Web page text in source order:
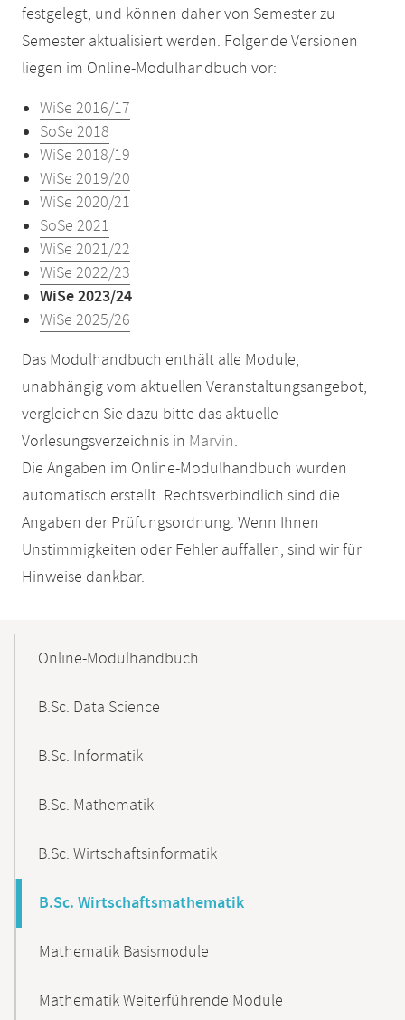
festgelegt, und können daher von Semester zu
Semester aktualisiert werden. Folgende Versionen
liegen im Online-Modulhandbuch vor:
WiSe 2016/17
SoSe 2018
WiSe 2018/19
WiSe 2019/20
WiSe 2020/21
SoSe 2021
WiSe 2021/22
WiSe 2022/23
WiSe 2023/24
WiSe 2025/26
Das Modulhandbuch enthält alle Module,
unabhängig vom aktuellen Veranstaltungsangebot,
vergleichen Sie dazu bitte das aktuelle
Vorlesungsverzeichnis in Marvin.
Die Angaben im Online-Modulhandbuch wurden
automatisch erstellt. Rechtsverbindlich sind die
Angaben der Prüfungsordnung. Wenn Ihnen
Unstimmigkeiten oder Fehler auffallen, sind wir für
Hinweise dankbar.
NavigationOnline-Modulhandbuch
B.Sc. Data Science
B.Sc. Informatik
B.Sc. Mathematik
B.Sc. Wirtschaftsinformatik
B.Sc. Wirtschaftsmathematik
Mathematik Basismodule
Mathematik Weiterführende Module